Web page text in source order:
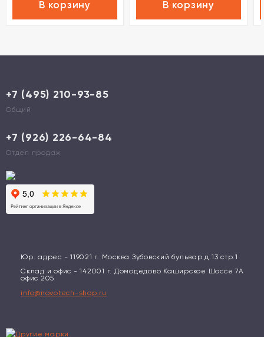
В корзину В корзину
+7 (495) 210-93-85
Общий
+7 (926) 226-64-84
Отдел продаж
Юр. адрес - 119021 г. Москва Зубовский бульвар д.13 стр.1
Склад и офис - 142001 г. Домодедово Каширское Шоссе 7А
офис 205
info@novotech-shop.ru